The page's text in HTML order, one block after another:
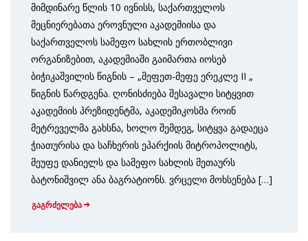
მიმდინარე წლის 10 ივნისს, საქართველოს
მეცნიერებათა ეროვნული აკადემიისა და
საქართველოს სამეფო სახლის ერთობლივი
ორგანიზებით, აკადემიაში გაიმართა იოსებ
ბიჭიკაშვილის წიგნის – „მეფეთ-მეფე ერეკლე II „
წიგნის წარდგენა. ღონისძიება შესავალი სიტყვით
აკადემიის პრეზიდენტმა, აკადემიკოსმა როინ
მეტრეველმა გახსნა, ხოლო შემდეგ, სიტყვა გადაეცა
ჭიათურისა და საჩხერის ეპარქიის მიტროპოლიტს,
მეუფე დანიელს და სამეფო სახლის მეთაურს
ბატონიშვილ ანა ბაგრატიონს. ვრცელი მოხსენება […]
გაგრძელება